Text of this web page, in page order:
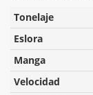
Tonelaje
Eslora
Manga
Velocidad